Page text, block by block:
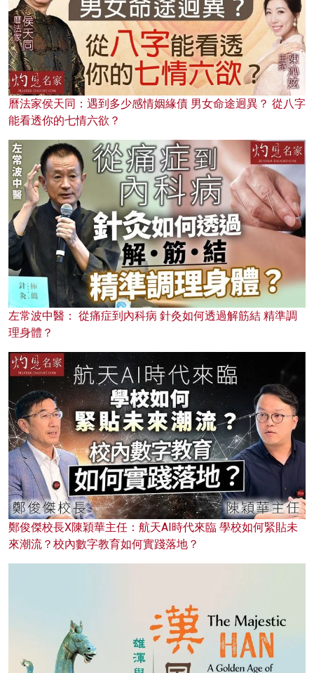
曆法家侯天同：遇到多少感情姻緣債 男女命途迥異？ 從八字
能看透你的七情六欲？
左常波中醫： 從痛症到內科病 針灸如何透過解筋結 精準調
理身體？
鄭俊傑校長X陳穎華主任：航天AI時代來臨 學校如何緊貼未
來潮流？校內數字教育如何實踐落地？